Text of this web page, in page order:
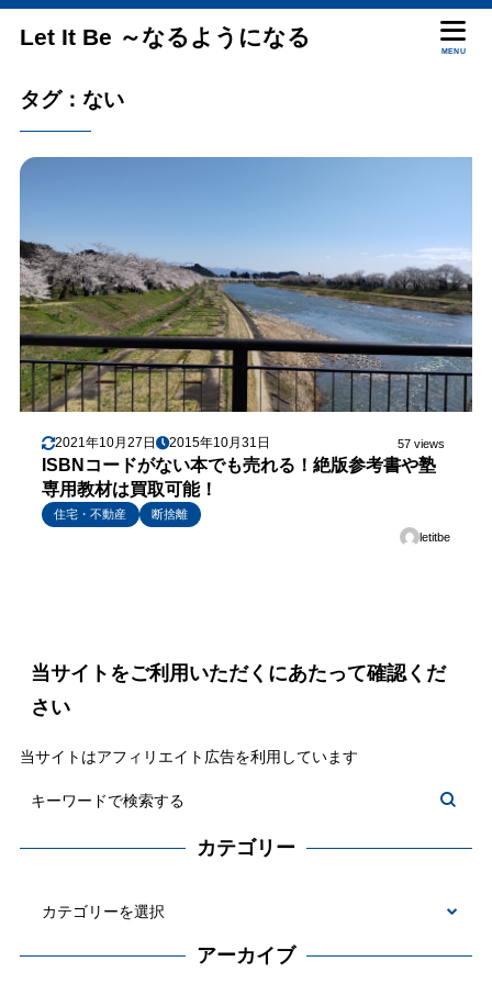
Let It Be ～なるようになる
MENU
タグ：ない
2021年10月27日 2015年10月31日 57 views
ISBNコードがない本でも売れる！絶版参考書や塾
専用教材は買取可能！
住宅・不動産
断捨離
letitbe
当サイトをご利用いただくにあたって確認くだ
さい
当サイトはアフィリエイト広告を利用しています
カテゴリー
アーカイブ